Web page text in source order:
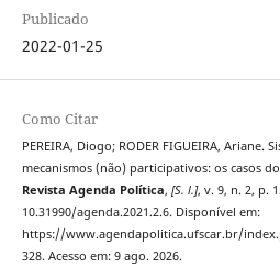
Publicado
2022-01-25
Como Citar
PEREIRA, Diogo; RODER FIGUEIRA, Ariane.
mecanismos (não) participativos: os casos
Revista Agenda Política, [S. l.], v. 9, n. 2, p.
10.31990/agenda.2021.2.6. Disponível em:
https://www.agendapolitica.ufscar.br/
328. Acesso em: 9 ago. 2026.